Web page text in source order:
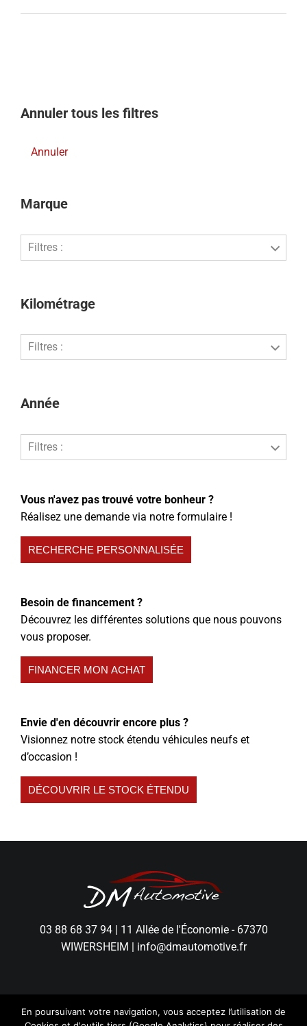
Annuler tous les filtres
Annuler
Marque
Filtres :
Kilométrage
Filtres :
Année
Filtres :
Vous n'avez pas trouvé votre bonheur ?
Réalisez une demande via notre formulaire !
RECHERCHE PERSONNALISÉE
Besoin de financement ?
Découvrez les différentes solutions que nous pouvons
vous proposer.
FINANCER MON ACHAT
Envie d'en découvrir encore plus ?
Visionnez notre stock étendu véhicules neufs et
d’occasion !
DÉCOUVRIR LE STOCK ÉTENDU
03 88 68 37 94| 11 Allée de l'Économie - 67370
WIWERSHEIM | info@dmautomotive.fr
En poursuivant votre navigation, vous acceptez l’utilisation de